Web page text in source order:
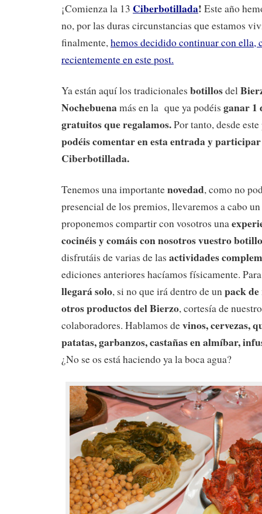
¡Comienza la 13 Ciberbotillada! Este año
no, por las duras circunstancias que estamos
finalmente,hemos decidido continuar con ella,
recientemente en este post.
Ya están aquí los tradicionales botillosdel
Nochebuenamás en la que ya podéis ganar 1
gratuitos que regalamos.Por tanto, desde
podéis comentar en esta entrada y
Ciberbotillada.
Tenemos una importantenovedad, como no
presencial de los premios, llevaremos a cabo
proponemos compartir con vosotros una
cocinéis y comáiscon nosotros vuestro botillo
disfrutáis de varias de las actividades
ediciones anteriores hacíamos físicamente.
llegará solo, si no que irá dentro de unpack
otros productos del Bierzo, cortesía de
colaboradores. Hablamos devinos, cervezas,
patatas, garbanzos, castañas en almíbar,
¿No se os está haciendo ya la boca agua?